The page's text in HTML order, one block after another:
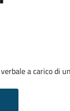
a carico di